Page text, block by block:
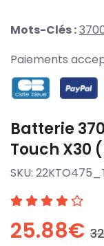
Mots-Clés :
Paiements
Batterie
Touch X30
SKU:
25.88€